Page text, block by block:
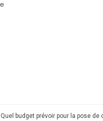
Quel budget prévoir pour la pose de